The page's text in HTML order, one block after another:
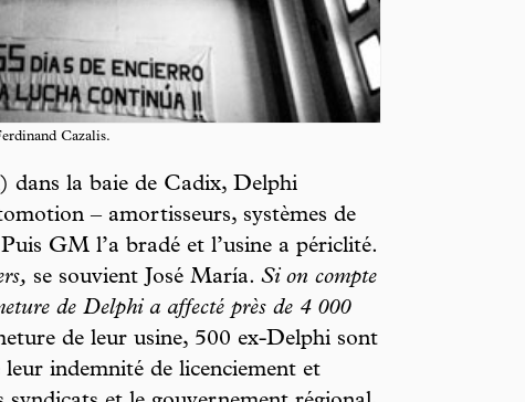
Cazalis.
la baie de Cadix, Delphi
– amortisseurs, systèmes de
GM l’a bradé et l’usine a périclité.
se souvient José María. Si on compte
de Delphi a affecté près de 4 000
de leur usine, 500 ex-Delphi sont
indemnité de licenciement et